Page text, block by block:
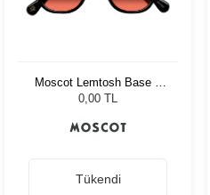
Moscot Lemtosh Base 2
Sun 46 Black Cabernet
0,00 TL
Tükendi